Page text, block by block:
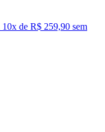
10x de R$ 259,90 sem